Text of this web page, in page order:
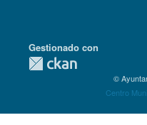
Detalles Técnicos
Gestionado con
©
Centro